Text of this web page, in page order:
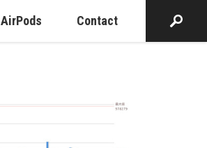
AirPods Contact